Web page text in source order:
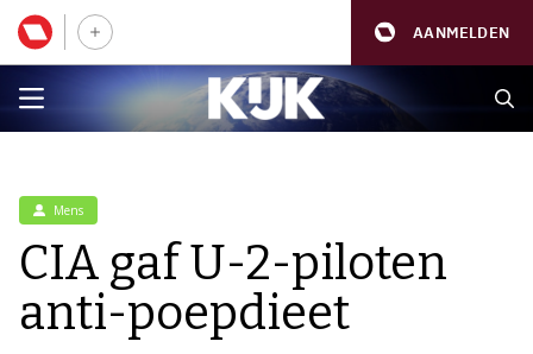
AANMELDEN
Mens
CIA gaf U-2-piloten
anti-poepdieet